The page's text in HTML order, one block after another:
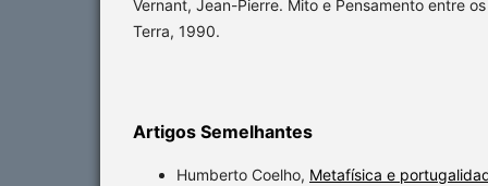
Vernant, Jean-Pierre. Mito e Pensamento entre
Terra, 1990.
Artigos Semelhantes
Humberto Coelho, Metafísica e